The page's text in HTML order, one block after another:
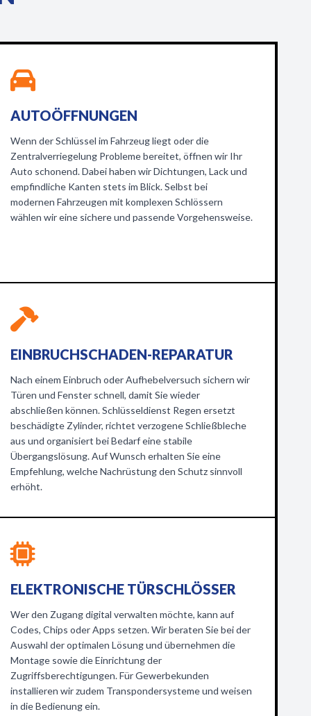
AUTOÖFFNUNGEN
Wenn der Schlüssel im Fahrzeug liegt oder die
Zentralverriegelung Probleme bereitet, öffnen wir Ihr
Auto schonend. Dabei haben wir Dichtungen, Lack und
empfindliche Kanten stets im Blick. Selbst bei
modernen Fahrzeugen mit komplexen Schlössern
wählen wir eine sichere und passende Vorgehensweise.
EINBRUCHSCHADEN-REPARATUR
Nach einem Einbruch oder Aufhebelversuch sichern wir
Türen und Fenster schnell, damit Sie wieder
abschließen können. Schlüsseldienst Regen ersetzt
beschädigte Zylinder, richtet verzogene Schließbleche
aus und organisiert bei Bedarf eine stabile
Übergangslösung. Auf Wunsch erhalten Sie eine
Empfehlung, welche Nachrüstung den Schutz sinnvoll
erhöht.
ELEKTRONISCHE TÜRSCHLÖSSER
Wer den Zugang digital verwalten möchte, kann auf
Codes, Chips oder Apps setzen. Wir beraten Sie bei der
Auswahl der optimalen Lösung und übernehmen die
Montage sowie die Einrichtung der
Zugriffsberechtigungen. Für Gewerbekunden
installieren wir zudem Transpondersysteme und weisen
in die Bedienung ein.